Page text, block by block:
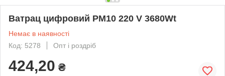
Ватрац цифровий PM10 220 V 3680Wt
Немає в наявності
Код: 5278
Опт і роздріб
424,20 ₴